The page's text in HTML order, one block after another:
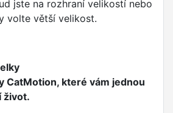
jste na rozhraní velikostí nebo
volte větší velikost.
CatMotion, které vám jednou
život.